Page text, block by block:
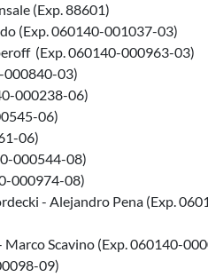
(Exp. 88601)
(Exp. 060140-001037-03)
(Exp. 060140-000963-03)
000840-03)
000238-06)
06)
06)
000544-08)
000974-08)
- Alejandro Pena (Exp.
Marco Scavino (Exp. 060140-
09)